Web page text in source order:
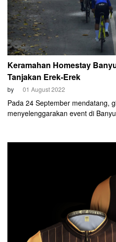
Keramahan Homestay
Tanjakan Erek-Erek
by 01 August 2022
Pada 24 September mendatang,
menyelenggarakan event di